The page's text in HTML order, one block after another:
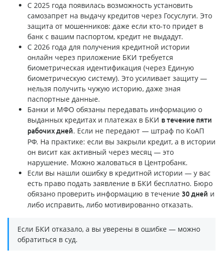
С 2025 года появилась возможность установить
самозапрет на выдачу кредитов через Госуслуги. Это
защита от мошенников: даже если кто-то придет в
банк с вашим паспортом, кредит не выдадут.
С 2026 года для получения кредитной истории
онлайн через приложение БКИ требуется
биометрическая идентификация (через Единую
биометрическую систему). Это усиливает защиту —
нельзя получить чужую историю, даже зная
паспортные данные.
Банки и МФО обязаны передавать информацию о
выданных кредитах и платежах в БКИ в течение пяти
рабочих дней. Если не передают — штраф по КоАП
РФ. На практике: если вы закрыли кредит, а в истории
он висит как активный через месяц — это
нарушение. Можно жаловаться в Центробанк.
Если вы нашли ошибку в кредитной истории — у вас
есть право подать заявление в БКИ бесплатно. Бюро
обязано проверить информацию в течение 30 дней и
либо исправить, либо мотивированно отказать.
Если БКИ отказало, а вы уверены в ошибке — можно
обратиться в суд.